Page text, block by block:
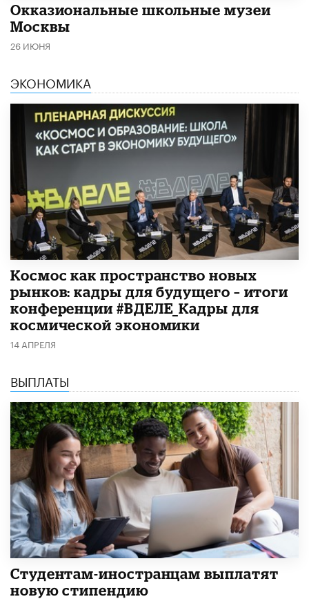
​Окказиональные школьные музеи
Москвы
26 ИЮНЯ
ЭКОНОМИКА
Космос как пространство новых
рынков: кадры для будущего – итоги
конференции #ВДЕЛЕ_Кадры для
космической экономики
14 АПРЕЛЯ
ВЫПЛАТЫ
Студентам-иностранцам выплатят
новую стипендию